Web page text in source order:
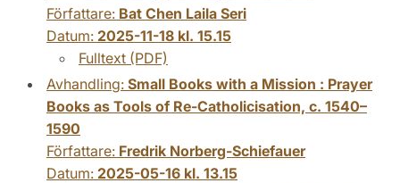
Författare: Bat Chen Laila Seri
Datum: 2025-11-18 kl. 15.15
Fulltext (PDF)
Avhandling: Small Books with a Mission : Prayer
Books as Tools of Re-Catholicisation, c. 1540–
1590
Författare: Fredrik Norberg-Schiefauer
Datum: 2025-05-16 kl. 13.15